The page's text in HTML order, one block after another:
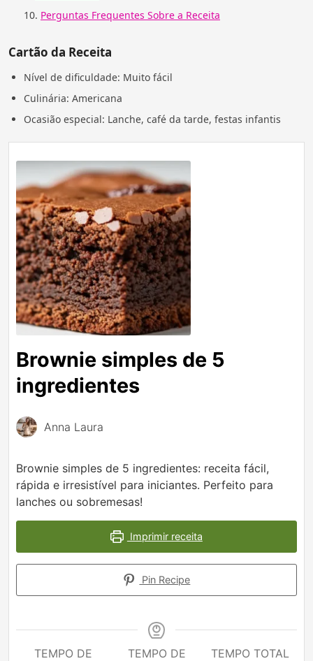
Perguntas Frequentes Sobre a Receita
Cartão da Receita
Nível de dificuldade: Muito fácil
Culinária: Americana
Ocasião especial: Lanche, café da tarde, festas infantis
Brownie simples de 5
ingredientes
Anna Laura
Brownie simples de 5 ingredientes: receita fácil,
rápida e irresistível para iniciantes. Perfeito para
lanches ou sobremesas!
Imprimir receita
Pin Recipe
TEMPO DE
TEMPO DE
TEMPO TOTAL